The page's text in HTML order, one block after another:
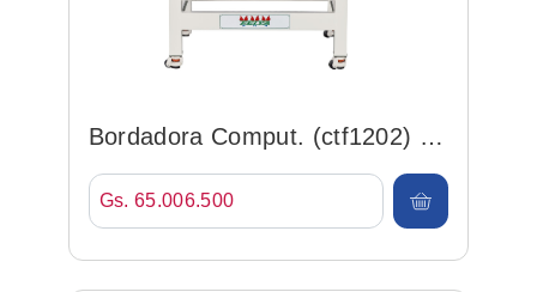
Bordadora Comput. (ctf1202) 2
Cbz., 12 Agu., 7, 10...
Gs. 65.006.500